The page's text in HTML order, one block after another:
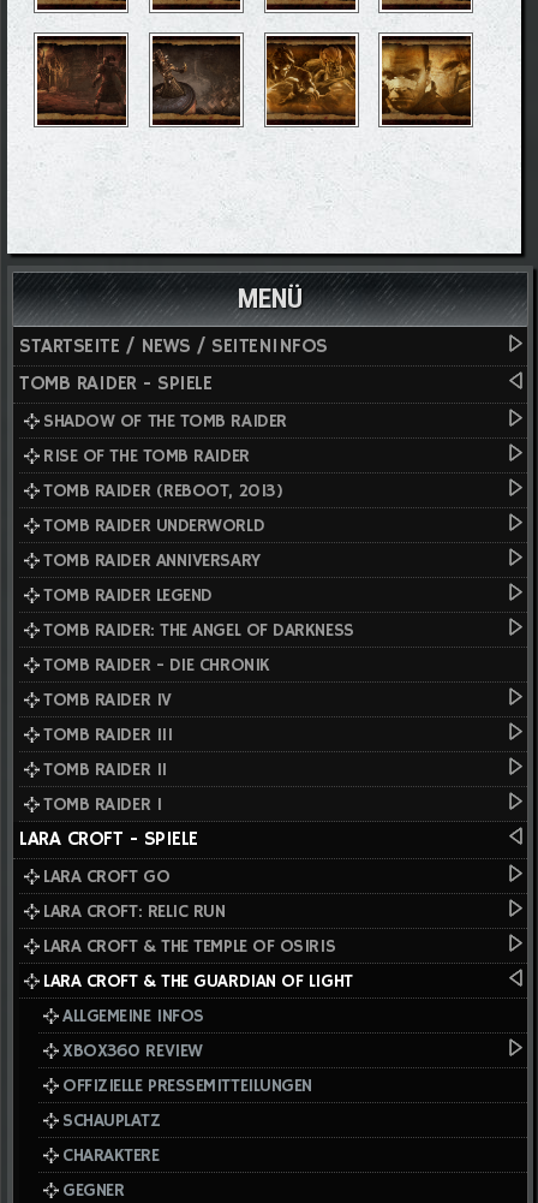
MENÜ
STARTSEITE / NEWS / SEITENINFOS
TOMB RAIDER - SPIELE
SHADOW OF THE TOMB RAIDER
RISE OF THE TOMB RAIDER
TOMB RAIDER (REBOOT, 2013)
TOMB RAIDER UNDERWORLD
TOMB RAIDER ANNIVERSARY
TOMB RAIDER LEGEND
TOMB RAIDER: THE ANGEL OF DARKNESS
TOMB RAIDER - DIE CHRONIK
TOMB RAIDER IV
TOMB RAIDER III
TOMB RAIDER II
TOMB RAIDER I
LARA CROFT - SPIELE
LARA CROFT GO
LARA CROFT: RELIC RUN
LARA CROFT & THE TEMPLE OF OSIRIS
LARA CROFT & THE GUARDIAN OF LIGHT
ALLGEMEINE INFOS
XBOX360 REVIEW
OFFIZIELLE PRESSEMITTEILUNGEN
SCHAUPLATZ
CHARAKTERE
GEGNER